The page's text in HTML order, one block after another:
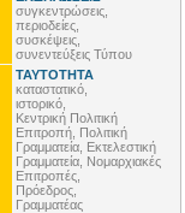
συγκεντρώσεις,
περιοδείες,
συσκέψεις,
συνεντεύξεις Τύπου
ΤΑΥΤΟΤΗΤΑ
καταστατικό,
ιστορικό,
Κεντρική Πολιτική
Επιτροπή, Πολιτική
Γραμματεία, Εκτελεστική
Γραμματεία, Νομαρχιακές
Επιτροπές,
Πρόεδρος,
Γραμματέας